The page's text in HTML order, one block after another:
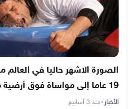
الصورة الاشهر حاليا في
19 عاما إلى مواساة فوق أرضية ميتلايف
الأخبار•منذ 3 أسابيع